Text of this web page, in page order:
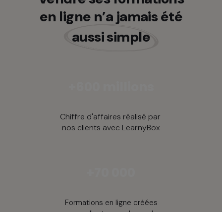
en ligne n’a jamais été
aussi simple
Chiffre d'affaires réalisé par
nos clients avec LearnyBox
Formations en ligne créées